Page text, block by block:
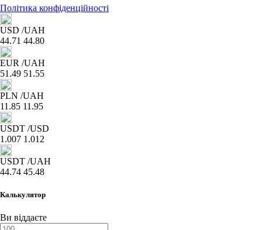
Політика конфіденційності
USD /UAH
44.71 44.80
EUR /UAH
51.49 51.55
PLN /UAH
11.85 11.95
USDT /USD
1.007 1.012
USDT /UAH
44.74 45.48
Калькулятор
Ви віддаєте